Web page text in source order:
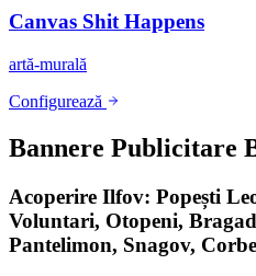
Canvas Shit Happens
artă-murală
Configurează
Bannere Publicitare
Acoperire Ilfov: Popești
Voluntari, Otopeni,
Pantelimon, Snagov,